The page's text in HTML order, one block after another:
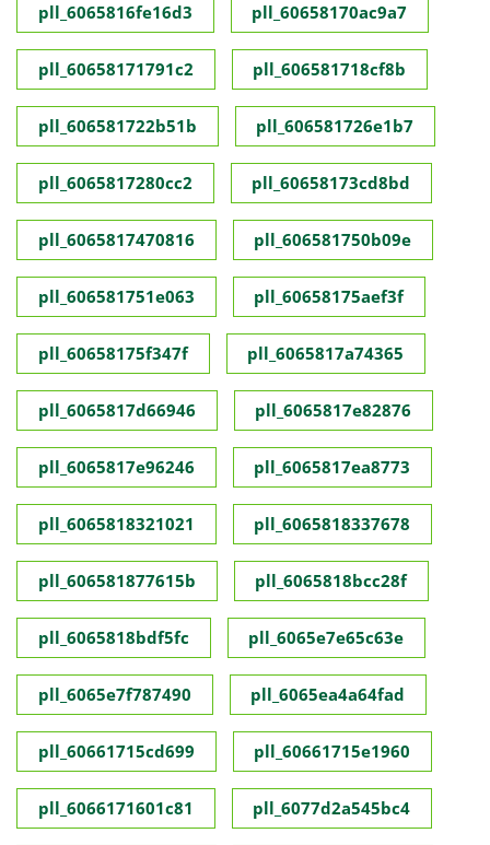
pll_6065816fe16d3 pll_60658170ac9a7
pll_60658171791c2 pll_606581718cf8b
pll_606581722b51b pll_606581726e1b7
pll_6065817280cc2 pll_60658173cd8bd
pll_6065817470816 pll_606581750b09e
pll_606581751e063 pll_60658175aef3f
pll_60658175f347f pll_6065817a74365
pll_6065817d66946 pll_6065817e82876
pll_6065817e96246 pll_6065817ea8773
pll_6065818321021 pll_6065818337678
pll_606581877615b pll_6065818bcc28f
pll_6065818bdf5fc pll_6065e7e65c63e
pll_6065e7f787490 pll_6065ea4a64fad
pll_60661715cd699 pll_60661715e1960
pll_6066171601c81 pll_6077d2a545bc4